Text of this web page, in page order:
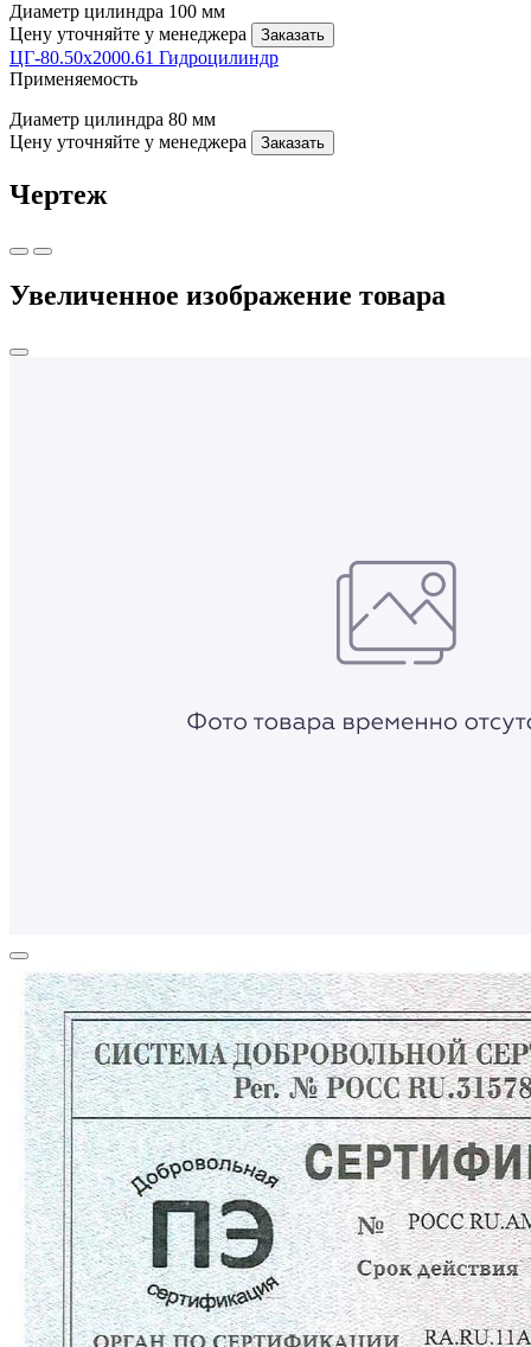
Диаметр цилиндра 100 мм
Цену уточняйте у менеджера
Заказать
ЦГ-80.50х2000.61 Гидроцилиндр
Применяемость
Диаметр цилиндра 80 мм
Цену уточняйте у менеджера
Заказать
Чертеж
Увеличенное изображение товара